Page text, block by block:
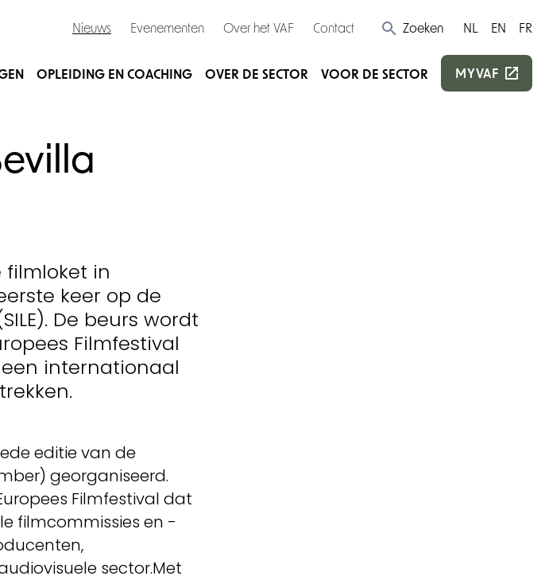
Nieuws Evenementen Over het VAF Contact Zoeken NL EN FR
OPLEIDING EN COACHING OVER DE SECTOR VOOR DE SECTOR MYVAF
filmloket in
keer op de
De beurs wordt
Filmfestival
internationaal
editie van de
georganiseerd.
Filmfestival dat
filmcommissies en -
sector.Met